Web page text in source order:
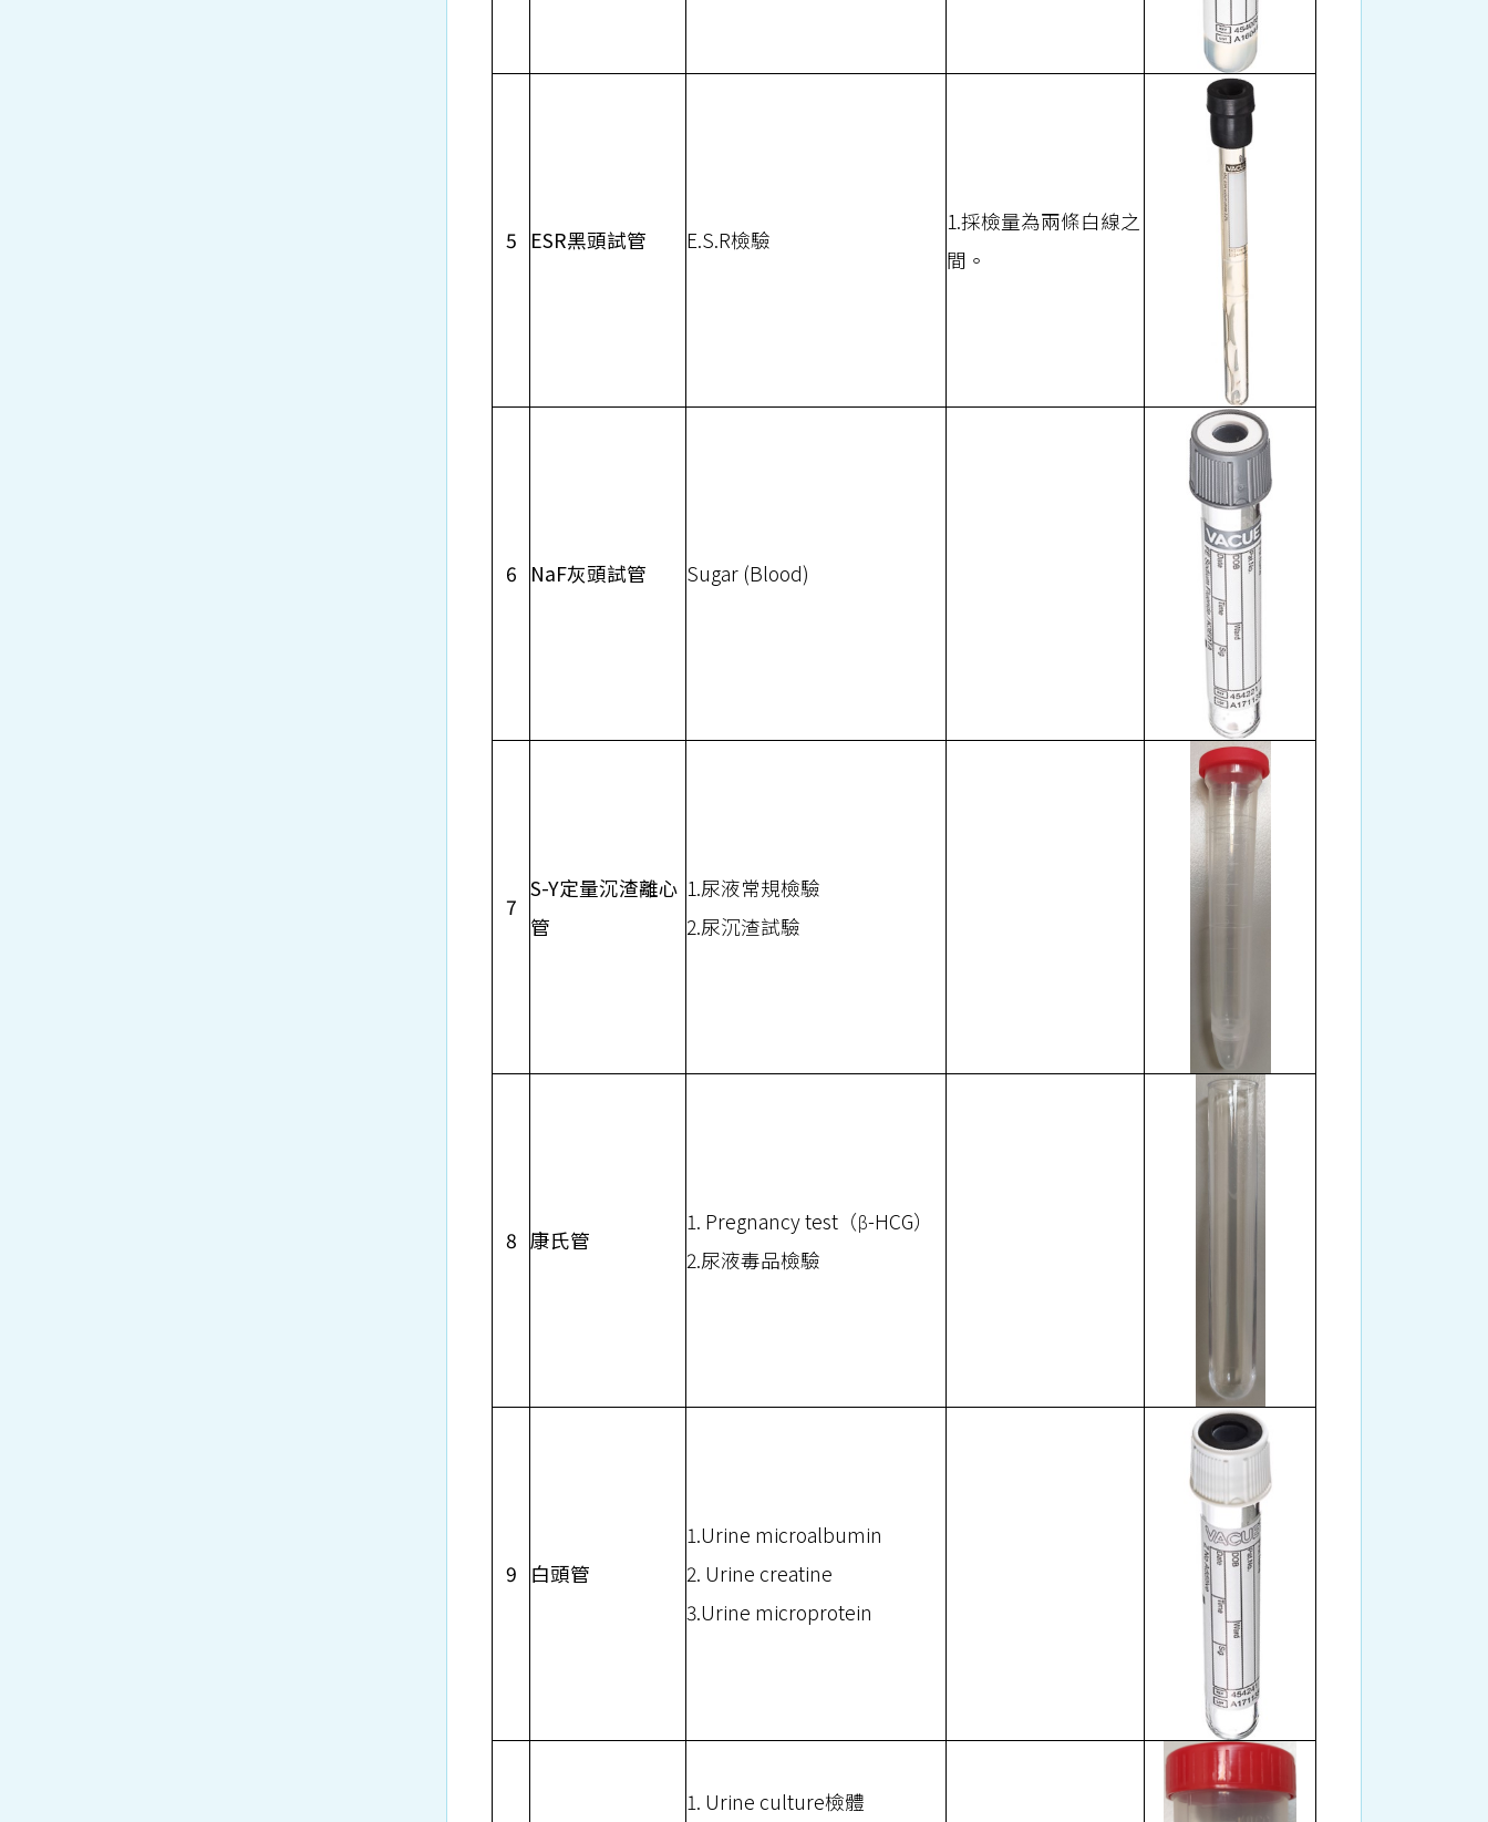
5 ESR黑頭試管 E.S.R檢驗
1.採檢量為兩條白線之
間。
6 NaF灰頭試管 Sugar (Blood)
7
S-Y定量沉渣離心
管
1.尿液常規檢驗
2.尿沉渣試驗
8 康氏管
1. Pregnancy test（β-HCG）
2.尿液毒品檢驗
9 白頭管
1.Urine microalbumin
2. Urine creatine
3.Urine microprotein
1. Urine culture檢體